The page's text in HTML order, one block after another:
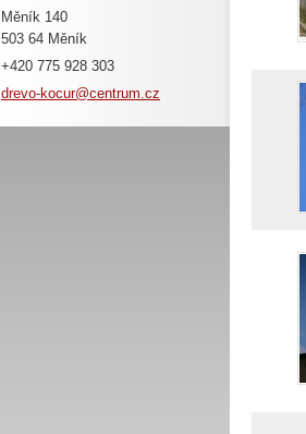
Měník 140
503 64 Měník
+420 775 928 303
drevo-kocur@centrum.cz